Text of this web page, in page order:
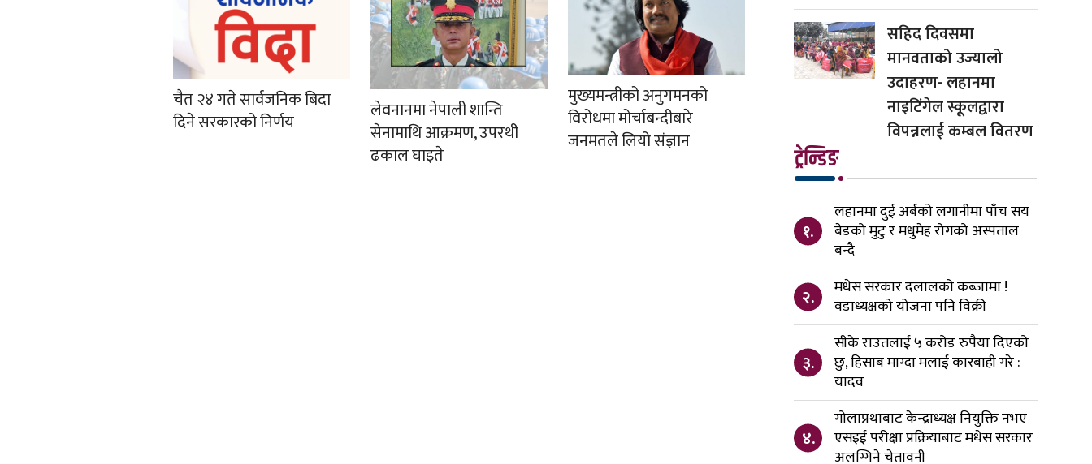
चैत २४ गते सार्वजनिक बिदा
दिने सरकारको निर्णय
लेवनानमा नेपाली शान्ति
सेनामाथि आक्रमण, उपरथी
ढकाल घाइते
मुख्यमन्त्रीको अनुगमनको
विरोधमा मोर्चाबन्दीबारे
जनमतले लियो संज्ञान
सहिद दिवसमा
मानवताको उज्यालो
उदाहरण- लहानमा
नाइटिंगेल स्कूलद्वारा
विपन्नलाई कम्बल वितरण
ट्रेन्डिङ
१.
लहानमा दुई अर्बको लगानीमा पाँच सय
बेडको मुटु र मधुमेह रोगको अस्पताल
बन्दै
२.
मधेस सरकार दलालको कब्जामा !
वडाध्यक्षको योजना पनि विक्री
३.
सीके राउतलाई ५ करोड रुपैया दिएको
छु, हिसाब माग्दा मलाई कारबाही गरे :
यादव
४.
गोलाप्रथाबाट केन्द्राध्यक्ष नियुक्ति नभए
एसइई परीक्षा प्रक्रियाबाट मधेस सरकार
अलग्गिने चेतावनी